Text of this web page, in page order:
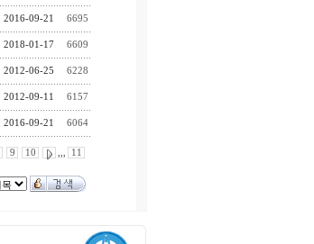
2016-09-21 6695
2018-01-17 6609
2012-06-25 6228
2012-09-11 6157
2016-09-21 6064
9 10 ,,, 11